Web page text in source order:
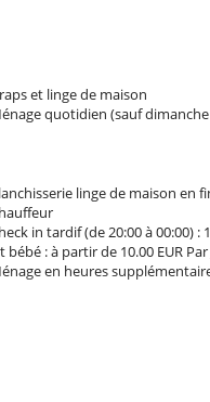
Salle de bain attenante, avec
Salle de bain attenante, avec
terrasse avec 2 espaces
Sky
et linge de maison
quotidien (sauf
linge de maison en
in tardif (de 20:00 à 00:00) :
bébé : à partir de 10.00 EUR
en heures